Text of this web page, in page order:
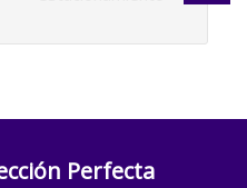
Perfecta